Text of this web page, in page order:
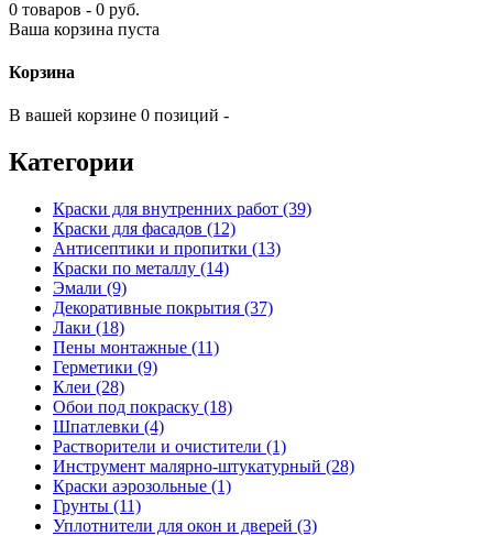
0 товаров - 0 руб.
Ваша корзина пуста
Корзина
В вашей корзине 0 позиций -
Категории
Краски для внутренних работ (39)
Краски для фасадов (12)
Антисептики и пропитки (13)
Краски по металлу (14)
Эмали (9)
Декоративные покрытия (37)
Лаки (18)
Пены монтажные (11)
Герметики (9)
Клеи (28)
Обои под покраску (18)
Шпатлевки (4)
Растворители и очистители (1)
Инструмент малярно-штукатурный (28)
Краски аэрозольные (1)
Грунты (11)
Уплотнители для окон и дверей (3)